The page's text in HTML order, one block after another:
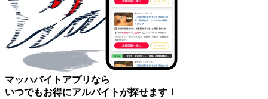
マッハバイトアプリなら
いつでもお得にアルバイトが探せます！